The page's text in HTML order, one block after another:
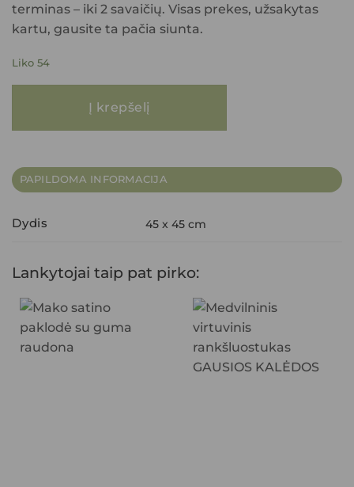
terminas – iki 2 savaičių. Visas prekes, užsakytas
kartu, gausite ta pačia siunta.
Liko 54
Į krepšelį
PAPILDOMA INFORMACIJA
Dydis 45 x 45 cm
Lankytojai taip pat pirko: